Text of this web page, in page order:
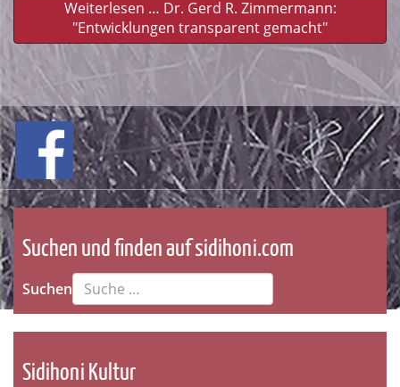
Weiterlesen … Dr. Gerd R. Zimmermann:
"Entwicklungen transparent gemacht"
Suchen und finden auf sidihoni.com
Suchen
Sidihoni Kultur